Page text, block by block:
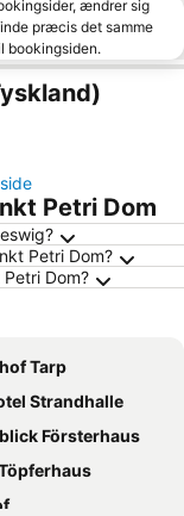
ændrer sig
præcis det samme
bookingsiden.
Petri Dom
Petri Dom?
Dom?
Tarp
Strandhalle
Försterhaus